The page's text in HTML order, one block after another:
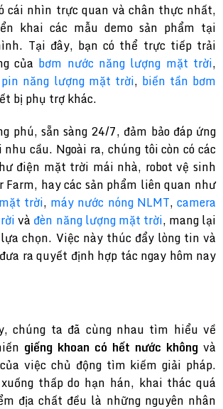
cái nhìn trực quan và chân thực nhất,
khai các mẫu demo sản phẩm tại
Tại đây, bạn có thể trực tiếp trải
của bơm nước năng lượng mặt trời,
pin năng lượng mặt trời, biến tần bơm
bị phụ trợ khác.
phú, sẵn sàng 24/7, đảm bảo đáp ứng
cầu. Ngoài ra, chúng tôi còn có các
điện mặt trời mái nhà, robot vệ sinh
Farm, hay các sản phẩm liên quan như
trời, máy nước nóng NLMT,camera
và đèn năng lượng mặt trời, mang lại
chọn. Việc này thúc đẩy lòng tin và
ra quyết định hợp tác ngay hôm nay
chúng ta đã cùng nhau tìm hiểu về
giếng khoan có hết nước không và
việc chủ động tìm kiếm giải pháp.
thấp do hạn hán, khai thác quá
địa chất đều là những nguyên nhân